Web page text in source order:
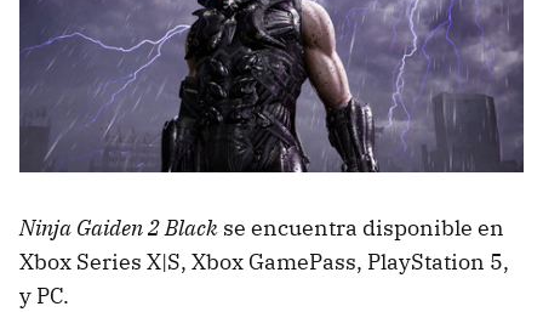
Ninja Gaiden 2 Black se encuentra disponible en
Xbox Series X|S, Xbox GamePass, PlayStation 5,
y PC.